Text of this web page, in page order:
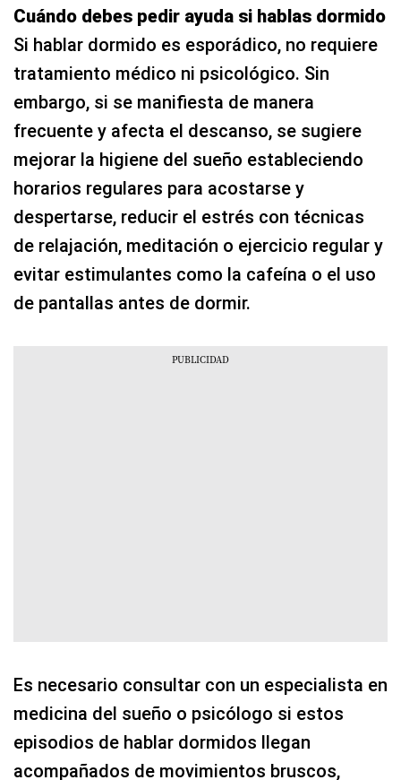
Cuándo debes pedir ayuda si hablas dormido
Si hablar dormido es esporádico, no requiere
tratamiento médico ni psicológico. Sin
embargo, si se manifiesta de manera
frecuente y afecta el descanso, se sugiere
mejorar la higiene del sueño estableciendo
horarios regulares para acostarse y
despertarse, reducir el estrés con técnicas
de relajación, meditación o ejercicio regular y
evitar estimulantes como la cafeína o el uso
de pantallas antes de dormir.
Es necesario consultar con un especialista en
medicina del sueño o psicólogo si estos
episodios de hablar dormidos llegan
acompañados de movimientos bruscos,